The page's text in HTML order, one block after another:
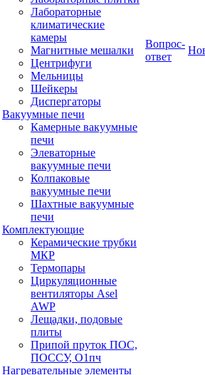
Лабораторные
климатические
камеры
Магнитные мешалки
Центрифуги
Мельницы
Шейкеры
Диспергаторы
Вакуумные печи
Камерные вакуумные
печи
Элеваторные
вакуумные печи
Колпаковые
вакуумные печи
Шахтные вакуумные
печи
Комплектующие
Керамические трубки
МКР
Термопары
Циркуляционные
вентиляторы Asel
AWP
Лещадки, подовые
плиты
Припой пруток ПОС,
ПОССУ, О1пч
Нагревательные элементы
Вопрос-
ответ